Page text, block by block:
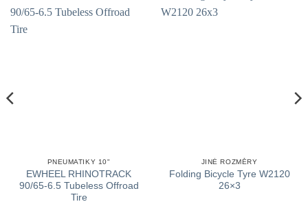
PNEUMATIKY 10"
EWHEEL RHINOTRACK
90/65-6.5 Tubeless Offroad
Tire
JINÉ ROZMĚRY
Folding Bicycle Tyre W2120
26×3